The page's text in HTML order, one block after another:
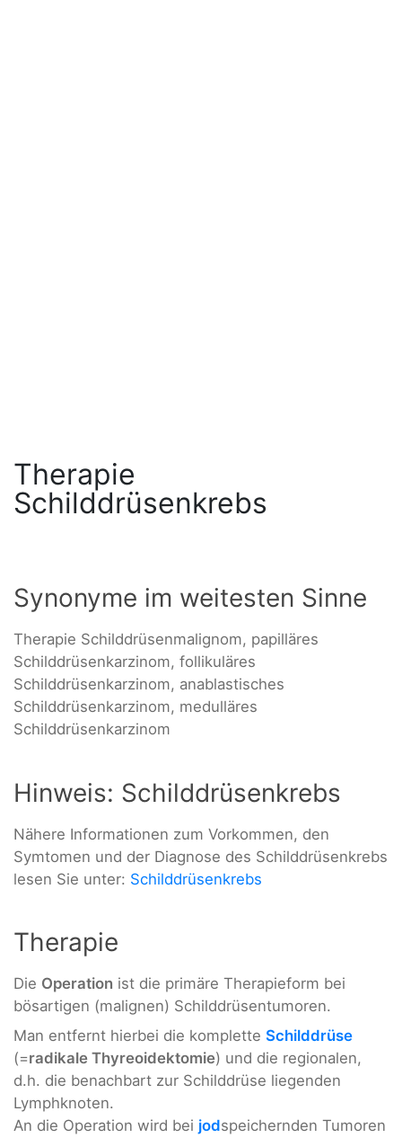
Therapie
Schilddrüsenkrebs
Synonyme im weitesten Sinne
Therapie Schilddrüsenmalignom, papilläres
Schilddrüsenkarzinom, follikuläres
Schilddrüsenkarzinom, anablastisches
Schilddrüsenkarzinom, medulläres
Schilddrüsenkarzinom
Hinweis: Schilddrüsenkrebs
Nähere Informationen zum Vorkommen, den
Symtomen und der Diagnose des Schilddrüsenkrebs
lesen Sie unter: Schilddrüsenkrebs
Therapie
Die Operation ist die primäre Therapieform bei
bösartigen (malignen) Schilddrüsentumoren.
Man entfernt hierbei die komplette Schilddrüse
(=radikale Thyreoidektomie) und die regionalen,
d.h. die benachbart zur Schilddrüse liegenden
Lymphknoten.
An die Operation wird bei jodspeichernden Tumoren